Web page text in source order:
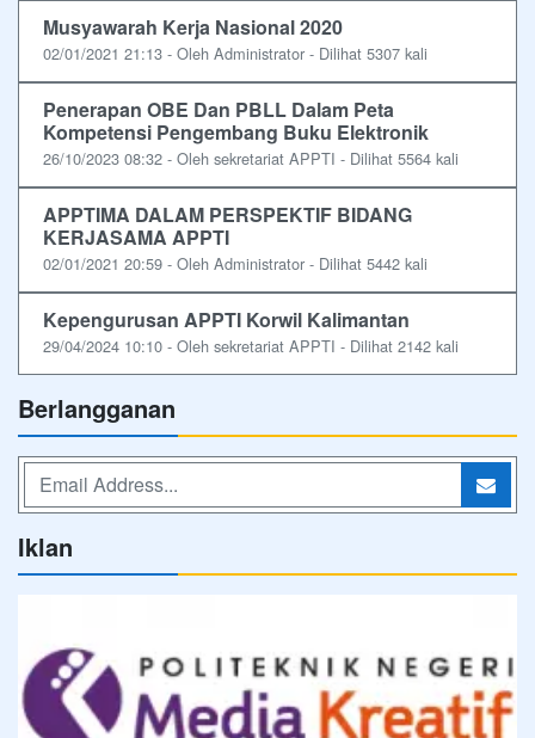
Musyawarah Kerja Nasional 2020
02/01/2021 21:13 - Oleh Administrator - Dilihat 5307 kali
Penerapan OBE Dan PBLL Dalam Peta
Kompetensi Pengembang Buku Elektronik
26/10/2023 08:32 - Oleh sekretariat APPTI - Dilihat 5564 kali
APPTIMA DALAM PERSPEKTIF BIDANG
KERJASAMA APPTI
02/01/2021 20:59 - Oleh Administrator - Dilihat 5442 kali
Kepengurusan APPTI Korwil Kalimantan
29/04/2024 10:10 - Oleh sekretariat APPTI - Dilihat 2142 kali
Berlangganan
Iklan